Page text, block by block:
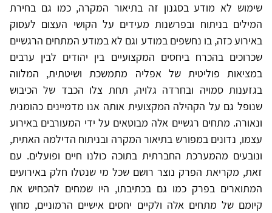
שימוש לא מודע בסגנון זה בתיאור המקרה, כמו גם בחירת
המילים בניתוח ובפרשנות מעידים על הקושי העצום לעסוק
באירוע כזה, בו נחשפים במודע וגם לא במודע המתחים הרגשיים
שכרוכים בהכרח ביחסים המקצועיים בין יהודים לבין ערבים
במציאות פוליטית של אפליה מתמשכת ושיטתית, המלווה
בגזענות סמויה ובחרדה גלויה, תחת צלו הכבד של הכיבוש
שנופל גם על הקהילה המקצועית אותה אנו מדמיינים כהומנית
ונאורה. מתחים רגשיים אלה מבוטאים על ידי המעורבים באירוע
עצמו, נדונים במפורש בתיאור המקרה ובניתוח הדילמה האתית,
ונובעים מהמערכת החברתית בתוכה כולנו חיים ופועלים. עם
זאת, מקריאת הפרק נוצר רושם שכל מי שנטלו חלק באירועים
המתוארים בפרק כמו גם בכתיבתו, היו שמחים להכחיש את
קיומם של מתחים אלה ולקיים יחסים אישיים הרמוניים, מחוץ